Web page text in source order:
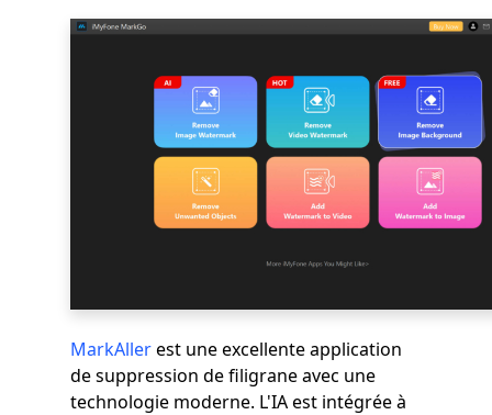
MarkAllerest une excellente application
de suppression de filigrane avec une
technologie moderne. L'IA est intégrée à